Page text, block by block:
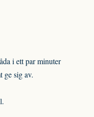
i ett par minuter
ge sig av.